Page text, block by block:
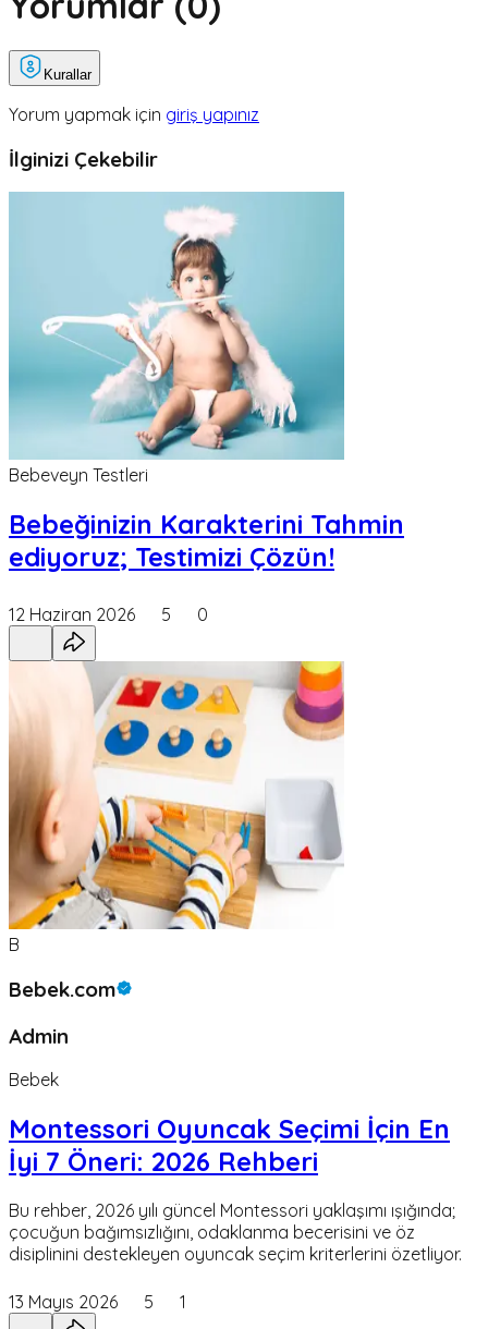
Kurallar
Yorum yapmak için giriş yapınız
İlginizi Çekebilir
Bebeveyn Testleri
Bebeğinizin Karakterini Tahmin
ediyoruz; Testimizi Çözün!
12 Haziran 2026 5 0
B
Bebek.com
Admin
Bebek
Montessori Oyuncak Seçimi İçin En
İyi 7 Öneri: 2026 Rehberi
Bu rehber, 2026 yılı güncel Montessori yaklaşımı ışığında;
çocuğun bağımsızlığını, odaklanma becerisini ve öz
disiplinini destekleyen oyuncak seçim kriterlerini özetliyor.
13 Mayıs 2026 5 1